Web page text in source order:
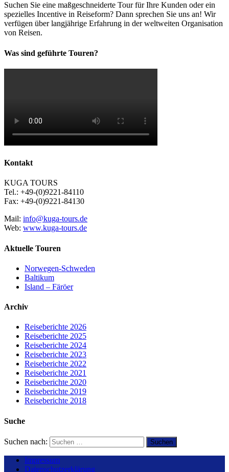
Suchen Sie eine maßgeschneiderte Tour für Ihre Kunden oder ein
spezielles Incentive in Reiseform? Dann sprechen Sie uns an! Wir
verfügen über langjährige Erfahrung in der weltweiten Organisation
von Reisen.
Was sind geführte Touren?
Kontakt
KUGA TOURS
Tel.: +49-(0)9221-84110
Fax: +49-(0)9221-84130
Mail: info@kuga-tours.de
Web: www.kuga-tours.de
Aktuelle Touren
Norwegen-Schweden
Baltikum
Island – Färöer
Archiv
Reiseberichte 2026
Reiseberichte 2025
Reiseberichte 2024
Reiseberichte 2023
Reiseberichte 2022
Reiseberichte 2021
Reiseberichte 2020
Reiseberichte 2019
Reiseberichte 2018
Suche
Suchen nach:
Impressum
Datenschutzerklärung